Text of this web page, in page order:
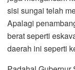
sisi sungai telah
Apalagi
berat seperti
daerah ini seperti